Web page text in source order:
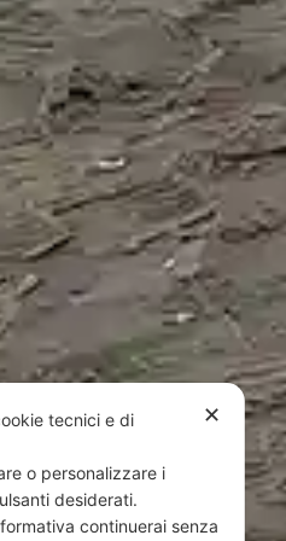
Sicuri
è un brand Intent di Federico
01917920678
TE | REA TE-168019 |
federicoandrenacci@pec.it
da Google reCAPTCHA
of Servicedi Google.
✕
tecnici e di
o personalizzare i
desiderati.
continuerai senza